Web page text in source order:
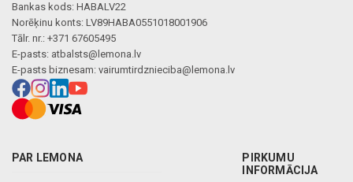
Bankas kods: HABALV22
Norēķinu konts: LV89HABA0551018001906
Tālr. nr.: +371 67605495
E-pasts: atbalsts@lemona.lv
E-pasts biznesam: vairumtirdznieciba@lemona.lv
PAR LEMONA
PIRKUMU
INFORMĀCIJA